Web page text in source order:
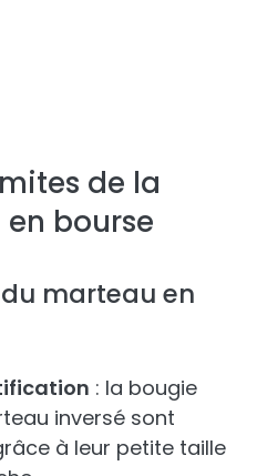
de la
bourse
marteau en
: la bougie
inversé sont
à leur petite taille